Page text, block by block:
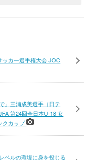
カー選手権大会 JOC
」三浦成美選手（日テ
第24回全日本U-18 女
クカップ
ベルの環境に身を投じる